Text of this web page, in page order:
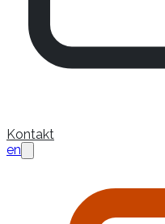
Kontakt
en